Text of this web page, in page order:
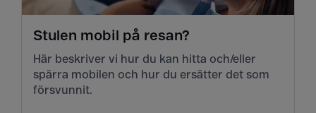
Stulen mobil på resan?
Här beskriver vi hur du kan hitta och/eller
spärra mobilen och hur du ersätter det som
försvunnit.